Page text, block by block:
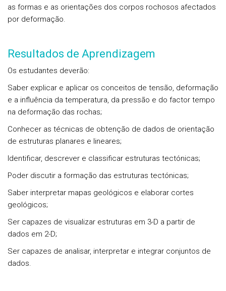
as formas e as orientações dos corpos rochosos afectados
por deformação.
Resultados de Aprendizagem
Os estudantes deverão:
Saber explicar e aplicar os conceitos de tensão, deformação
e a influência da temperatura, da pressão e do factor tempo
na deformação das rochas;
Conhecer as técnicas de obtenção de dados de orientação
de estruturas planares e lineares;
Identificar, descrever e classificar estruturas tectónicas;
Poder discutir a formação das estruturas tectónicas;
Saber interpretar mapas geológicos e elaborar cortes
geológicos;
Ser capazes de visualizar estruturas em 3-D a partir de
dados em 2-D;
Ser capazes de analisar, interpretar e integrar conjuntos de
dados.